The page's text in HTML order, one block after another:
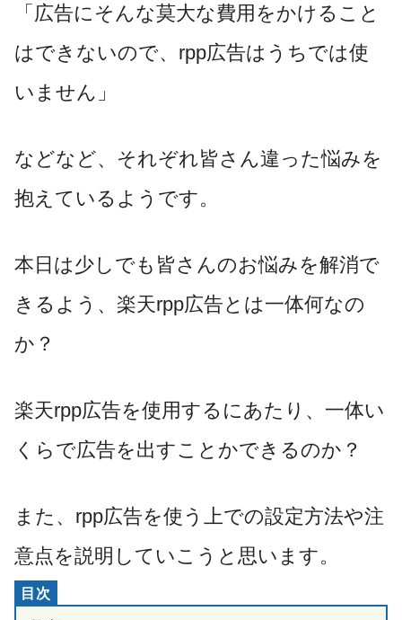
「広告にそんな莫大な費用をかけること
はできないので、 rpp広告はうちでは使
いません」
などなど、それぞれ皆さん違った悩みを
抱えているようです。
本日は少しでも皆さんのお悩みを解消で
きるよう、楽天rpp広告とは一体何なの
か？
楽天rpp広告を使用するにあたり、一体い
くらで広告を出すことかできるのか？
また、 rpp広告を使う上での設定方法や注
意点を説明していこうと思います。